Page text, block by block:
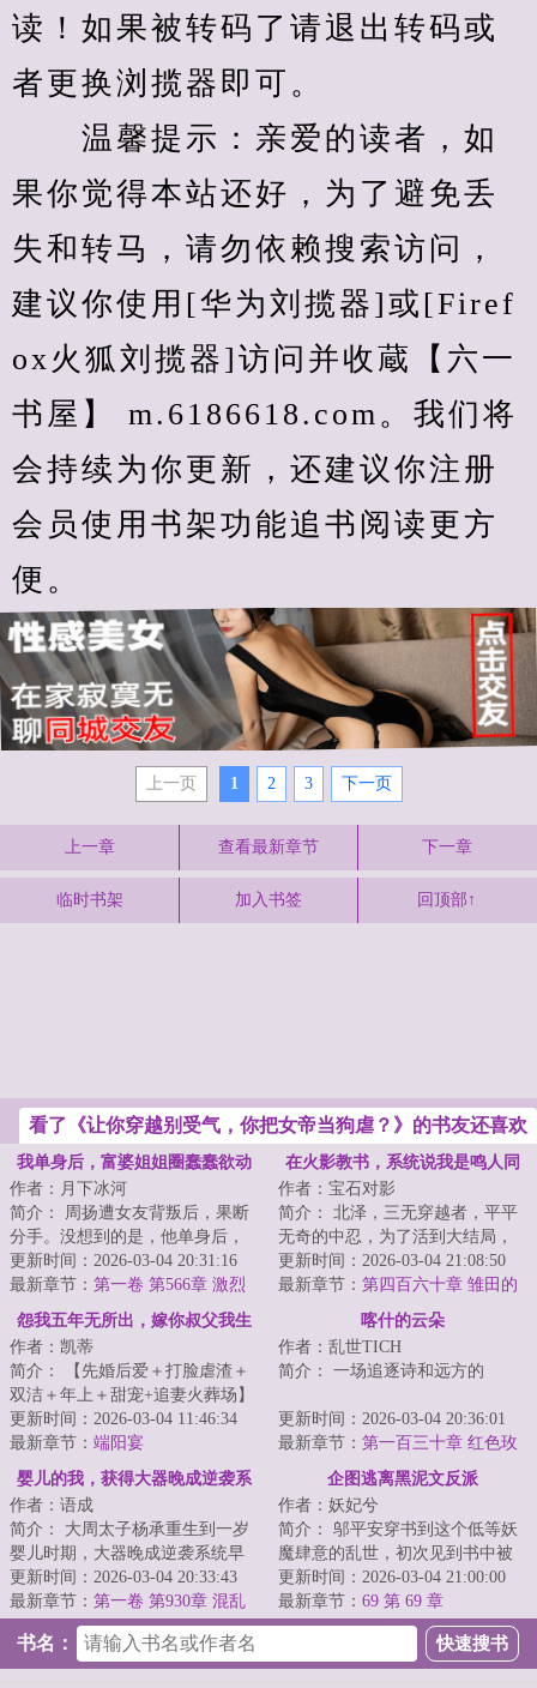
读！如果被转码了请退出转码或
者更换浏揽器即可。
温馨提示：亲爱的读者，如
果你觉得本站还好，为了避免丢
失和转马，请勿依赖搜索访问，
建议你使用[华为刘揽器]或[Firef
ox火狐刘揽器]访问并收蔵【六一
书屋】 m.6186618.com。我们将
会持续为你更新，还建议你注册
会员使用书架功能追书阅读更方
便。
上一页 1 2 3 下一页
上一章 查看最新章节 下一章
临时书架 加入书签 回顶部↑
看了《让你穿越别受气，你把女帝当狗虐？》的书友还喜欢
看
我单身后，富婆姐姐圈蠢蠢欲动
作者：月下冰河
简介： 周扬遭女友背叛后，果断
分手。没想到的是，他单身后，
人生竟突然开挂。
更新时间：2026-03-04 20:31:16
最新章节： 第一卷 第566章 激烈
的比赛（下）
在火影教书，系统说我是鸣人同
作者：宝石对影
简介： 北泽，三无穿越者，平平
无奇的中忍，为了活到大结局，
苟在木叶忍者学校教书。
<...
更新时间：2026-03-04 21:08:50
最新章节： 第四百六十章 雏田的
踩背，井野的吻（二合一更）
怨我五年无所出，嫁你叔父我生
作者：凯蒂
简介： 【先婚后爱＋打脸虐渣＋
双洁＋年上＋甜宠+追妻火葬场】
除夕...
更新时间：2026-03-04 11:46:34
最新章节： 端阳宴
喀什的云朵
作者：乱世TICH
简介： 一场追逐诗和远方的
“逃离”，却让陈风邂逅了生命中最
美丽的...
更新时间：2026-03-04 20:36:01
最新章节： 第一百三十章 红色玫
婴儿的我，获得大器晚成逆袭系
作者：语成
简介： 大周太子杨承重生到一岁
婴儿时期，大器晚成逆袭系统早
到了五百年。
更新时间：2026-03-04 20:33:43
最新章节： 第一卷 第930章 混乱
企图逃离黑泥文反派
作者：妖妃兮
简介： 邬平安穿书到这个低等妖
魔肆意的乱世，初次见到书中被
誉为黑泥反派的姬玉嵬时，他才
十八，...
更新时间：2026-03-04 21:00:00
最新章节： 69 第 69 章
书名：